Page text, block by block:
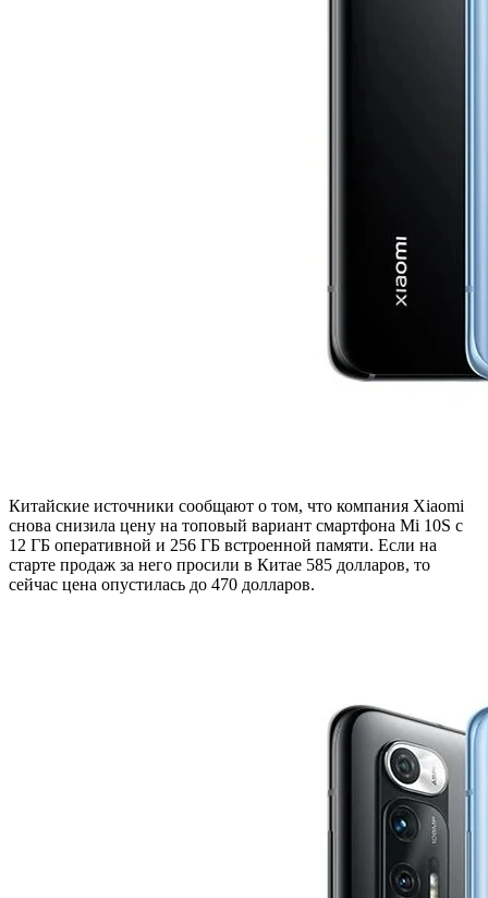
Китайские источники сообщают о том, что компания Xiaomi
снова снизила цену на топовый вариант смартфона Mi 10S с
12 ГБ оперативной и 256 ГБ встроенной памяти. Если на
старте продаж за него просили в Китае 585 долларов, то
сейчас цена опустилась до 470 долларов.